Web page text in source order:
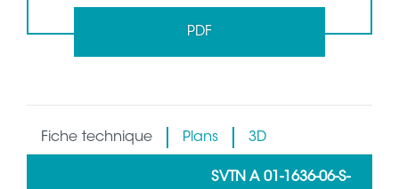
PDF
Fiche technique Plans 3D
SVTN A 01-1636-06-S-